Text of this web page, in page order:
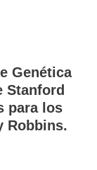
Genética
Stanford
para los
Robbins.